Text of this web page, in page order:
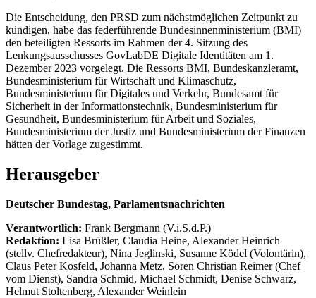
Die Entscheidung, den PRSD zum nächstmöglichen Zeitpunkt zu
kündigen, habe das federführende Bundesinnenministerium (BMI)
den beteiligten Ressorts im Rahmen der 4. Sitzung des
Lenkungsausschusses GovLabDE Digitale Identitäten am 1.
Dezember 2023 vorgelegt. Die Ressorts BMI, Bundeskanzleramt,
Bundesministerium für Wirtschaft und Klimaschutz,
Bundesministerium für Digitales und Verkehr, Bundesamt für
Sicherheit in der Informationstechnik, Bundesministerium für
Gesundheit, Bundesministerium für Arbeit und Soziales,
Bundesministerium der Justiz und Bundesministerium der Finanzen
hätten der Vorlage zugestimmt.
Herausgeber
Deutscher Bundestag, Parlamentsnachrichten
Verantwortlich: Frank Bergmann (V.i.S.d.P.)
Redaktion: Lisa Brüßler, Claudia Heine, Alexander Heinrich
(stellv. Chefredakteur), Nina Jeglinski, Susanne Ködel (Volontärin),
Claus Peter Kosfeld, Johanna Metz, Sören Christian Reimer (Chef
vom Dienst), Sandra Schmid, Michael Schmidt, Denise Schwarz,
Helmut Stoltenberg, Alexander Weinlein